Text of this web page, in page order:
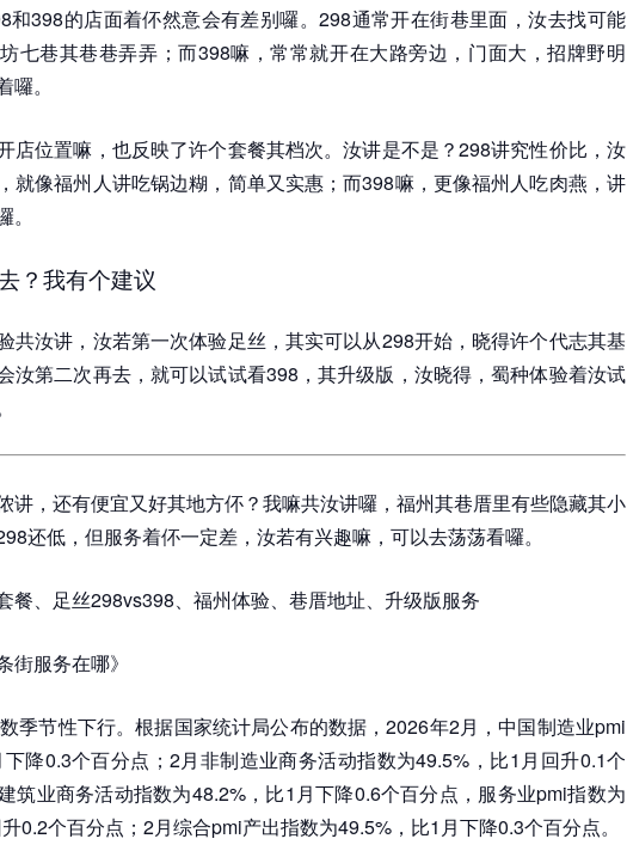
和398的店面着伓然意会有差别囉。298通常开在街巷里面，汝去找可能
七巷其巷巷弄弄；而398嘛，常常就开在大路旁边，门面大，招牌野明
。
店位置嘛，也反映了许个套餐其档次。汝讲是不是？298讲究性价比，汝
就像福州人讲吃锅边糊，简单又实惠；而398嘛，更像福州人吃肉燕，讲
？我有个建议
共汝讲，汝若第一次体验足丝，其实可以从298开始，晓得许个代志其基
汝第二次再去，就可以试试看398，其升级版，汝晓得，蜀种体验着汝试
讲，还有便宜又好其地方伓？我嘛共汝讲囉，福州其巷厝里有些隐藏其小
还低，但服务着伓一定差，汝若有兴趣嘛，可以去荡荡看囉。
餐、足丝298vs398、福州体验、巷厝地址、升级版服务
街服务在哪》
季节性下行。根据国家统计局公布的数据，2026年2月，中国制造业pmi
降0.3个百分点；2月非制造业商务活动指数为49.5%，比1月回升0.1个
筑业商务活动指数为48.2%，比1月下降0.6个百分点，服务业pmi指数为
0.2个百分点；2月综合pmi产出指数为49.5%，比1月下降0.3个百分点。